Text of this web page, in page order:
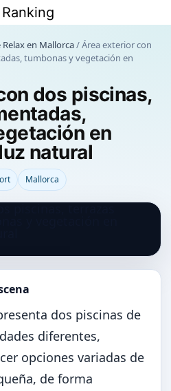
en Mallorca/Área exterior con
tumbonas y vegetación en
dos piscinas,
en
natural
Mallorca
completo
dos piscinas de
diferentes,
opciones variadas de
de forma